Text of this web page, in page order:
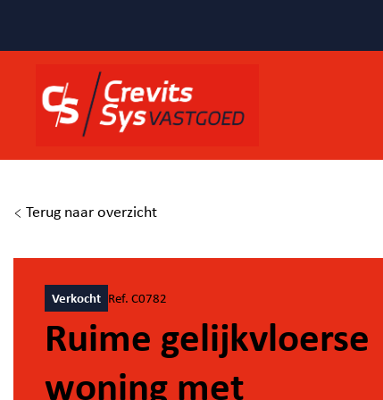
Terug naar overzicht
Verkocht Ref. C0782
Ruime gelijkvloerse
woning met